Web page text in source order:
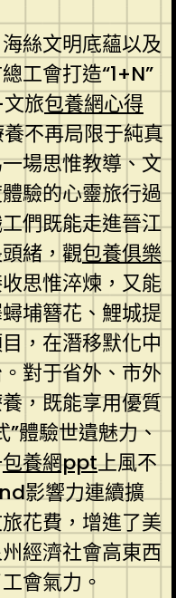
絲文明底蘊以及
工會打造“1+N”
旅包養網心得
不再局限于純真
場思惟教導、文
驗的心靈旅行過
們既能走進晉江
緒，觀包養俱樂
思惟淬煉，又能
埔簪花、鯉城提
，在潛移默化中
對于省外、市外
，既能享用優質
”體驗世遺魅力、
包養網ppt上風不
影響力連續擴
花費，增進了美
經濟社會高東西
會氣力。